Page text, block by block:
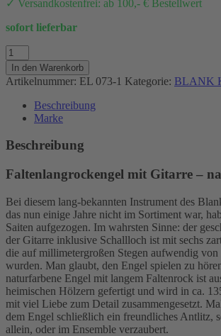
✓ Versandkostenfrei: ab 100,- € Bestellwert
sofort lieferbar
Faltenlangrockengel
mit
Gitarre
-
natur
Menge
In den Warenkorb
Artikelnummer: EL 073-1 Kategorie: BLANK
Beschreibung
Marke
Beschreibung
Faltenlangrockengel mit Gitarre –
Bei diesem lang-bekannten Instrument des
das nun einige Jahre nicht im Sortiment war,
Saiten aufgezogen. Im wahrsten Sinne: der
der Gitarre inklusive Schallloch ist mit sechs
die auf millimetergroßen Stegen aufwendig von
wurden. Man glaubt, den Engel spielen zu
naturfarbene Engel mit langem Faltenrock ist
heimischen Hölzern gefertigt und wird in ca.
mit viel Liebe zum Detail zusammengesetzt.
dem Engel schließlich ein freundliches Antlitz,
allein, oder im Ensemble verzaubert.